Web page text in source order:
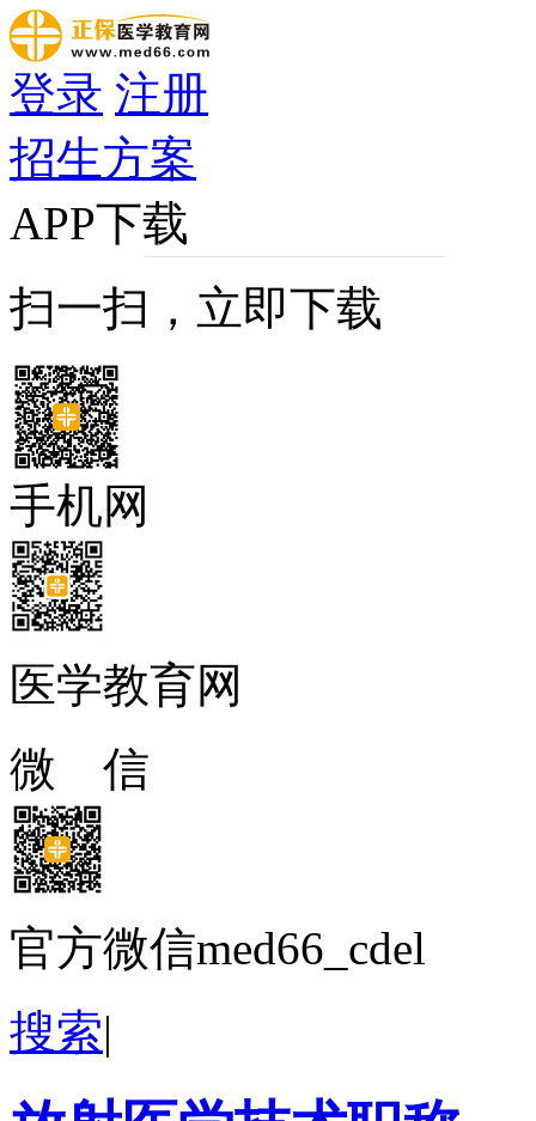
登录 注册
招生方案
APP下载
扫一扫，立即下载
手机网
医学教育网
微 信
官方微信med66_cdel
搜索|